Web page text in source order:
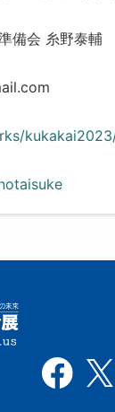
備会 糸野泰輔